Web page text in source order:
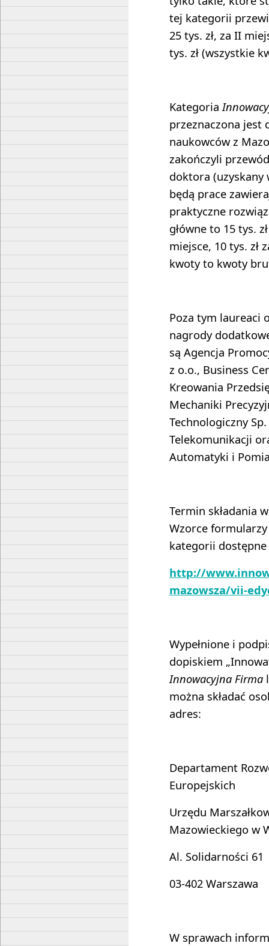
tej kategorii
25 tys. zł, za II
tys. zł (wszystkie
Kategoria
przeznaczona jest
naukowców z
zakończyli
doktora (uzyskany
będą prace
praktyczne
główne to 15 tys.
miejsce, 10 tys. zł
kwoty to kwoty
Poza tym laureaci
nagrody
są Agencja
z o.o., Business
Kreowania
Mechaniki
Technologiczny
Telekomunikacji
Automatyki i
Termin składania
Wzorce
kategorii
http://
mazowsza/vii-
Wypełnione i
dopiskiem
Innowacyjna Firma
można składać
adres:
Departament
Europejskich
Urzędu
Mazowieckiego w
Al. Solidarności 61
03-402 Warszawa
W sprawach